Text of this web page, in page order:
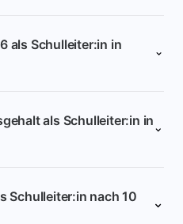
als Schulleiter:in in
als Schulleiter:in in
Schulleiter:in nach 10